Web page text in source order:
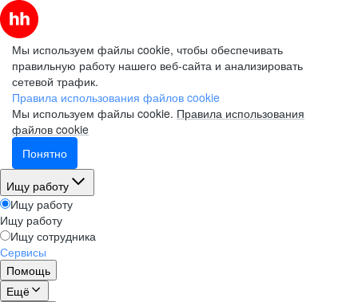
Мы используем файлы cookie, чтобы обеспечивать
правильную работу нашего веб-сайта и анализировать
сетевой трафик.
Правила использования файлов cookie
Мы используем файлы cookie. Правила использования
файлов cookie
Понятно
Ищу работу
Ищу работу
Ищу работу
Ищу сотрудника
Сервисы
Помощь
Ещё